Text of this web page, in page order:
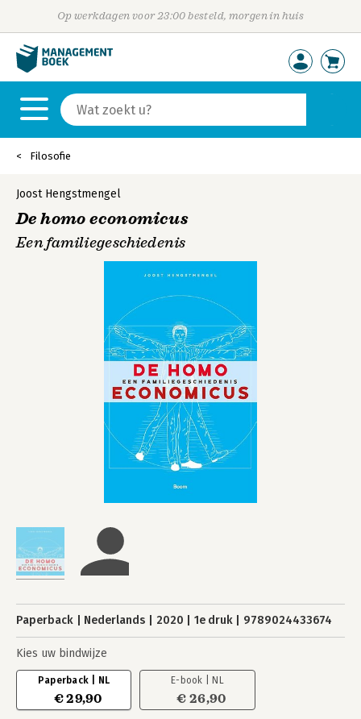
Op werkdagen voor 23:00 besteld, morgen in huis
Filosofie
Joost Hengstmengel
De homo economicus
Een familiegeschiedenis
Paperback Nederlands 2020 1e druk 9789024433674
Kies uw bindwijze
Paperback | NL
€ 29,90
E-book | NL
€ 26,90